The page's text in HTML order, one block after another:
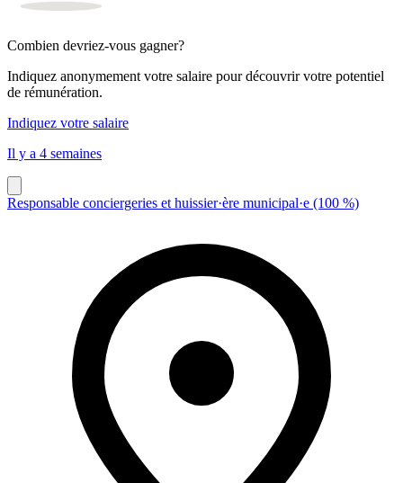
Combien devriez-vous gagner?
Indiquez anonymement votre salaire pour découvrir votre potentiel
de rémunération.
Indiquez votre salaire
Il y a 4 semaines
Responsable conciergeries et huissier·ère municipal·e (100 %)